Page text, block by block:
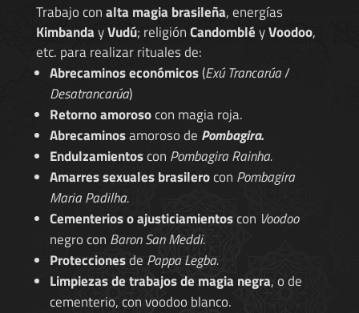
Trabajo conalta magia brasileña, energías
KimbandayVudú; religiónCandombléyVoodoo,
etc. para realizar rituales de:
Abrecaminos económicos(Exú Trancarúa/
Desatrancarúa)
Retorno amorosocon magia roja.
Abrecaminosamoroso de Pombagira.
Endulzamientoscon Pombagira Rainha.
Amarres sexuales brasilerocon Pombagira
Maria Padilha.
Cementerios o ajusticiamientoscon Voodoo
negro con Baron San Meddi.
Proteccionesde Pappa Legba.
Limpiezas de trabajos de magia negra, o de
cementerio, con voodoo blanco.